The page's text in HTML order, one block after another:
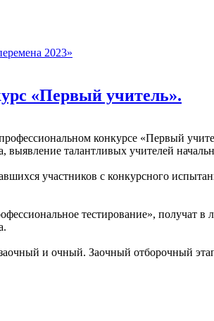
2023»
«Первый учитель».
конкурсе «Первый
талантливых учителей
участников с конкурсного
тестирование», получат
и очный. Заочный отборочный